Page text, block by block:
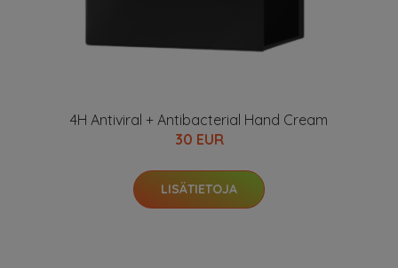
4H Antiviral + Antibacterial Hand Cream
30 EUR
LISÄTIETOJA